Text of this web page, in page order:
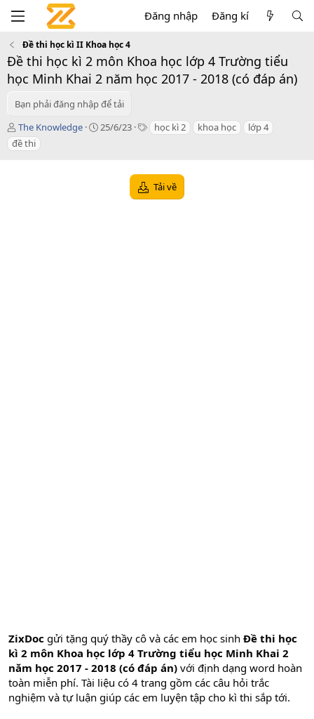
Đăng nhập Đăng kí
Đề thi học kì II Khoa học 4
Đề thi học kì 2 môn Khoa học lớp 4 Trường tiểu
học Minh Khai 2 năm học 2017 - 2018 (có đáp án)
Bạn phải đăng nhập để tải
T
á
c
The Knowledge
C
25/6/23
T học kì 2 khoa học
lớp 4
đề thi
Tải về
ZixDoc gửi tặng quý thầy cô và các em học sinh Đề thi học
kì 2 môn Khoa học lớp 4 Trường tiểu học Minh Khai 2
năm học 2017 - 2018 (có đáp án) với định dạng word hoàn
toàn miễn phí. Tài liệu có 4 trang gồm các câu hỏi trắc
nghiệm và tự luận giúp các em luyện tập cho kì thi sắp tới.